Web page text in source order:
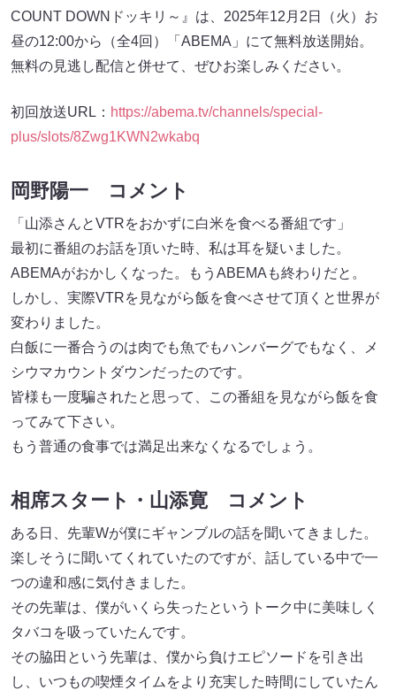
COUNT DOWNドッキリ～』は、2025年12月2日（火）お
昼の12:00から（全4回）「ABEMA」にて無料放送開始。
無料の見逃し配信と併せて、ぜひお楽しみください。
初回放送URL： https://abema.tv/channels/special-
plus/slots/8Zwg1KWN2wkabq
岡野陽一 コメント
「山添さんとVTRをおかずに白米を食べる番組です」
最初に番組のお話を頂いた時、私は耳を疑いました。
ABEMAがおかしくなった。もうABEMAも終わりだと。
しかし、実際VTRを見ながら飯を食べさせて頂くと世界が
変わりました。
白飯に一番合うのは肉でも魚でもハンバーグでもなく、メ
シウマカウントダウンだったのです。
皆様も一度騙されたと思って、この番組を見ながら飯を食
ってみて下さい。
もう普通の食事では満足出来なくなるでしょう。
相席スタート・山添寛 コメント
ある日、先輩Wが僕にギャンブルの話を聞いてきました。
楽しそうに聞いてくれていたのですが、話している中で一
つの違和感に気付きました。
その先輩は、僕がいくら失ったというトーク中に美味しく
タバコを吸っていたんです。
その脇田という先輩は、僕から負けエピソードを引き出
し、いつもの喫煙タイムをより充実した時間にしていたん